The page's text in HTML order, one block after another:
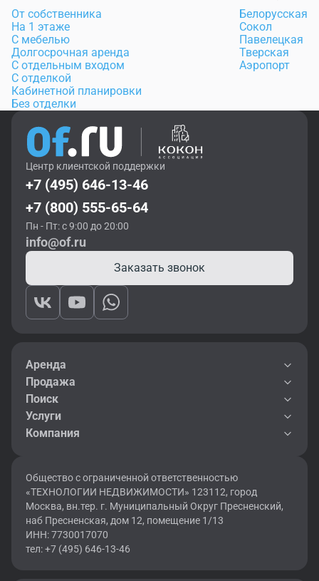
От собственника
На 1 этаже
С мебелью
Долгосрочная аренда
С отдельным входом
С отделкой
Кабинетной планировки
Без отделки
Белорусская
Сокол
Павелецкая
Тверская
Аэропорт
Центр клиентской поддержки
+7 (495) 646-13-46
+7 (800) 555-65-64
Пн - Пт: с 9:00 до 20:00
info@of.ru
Заказать звонок
Аренда
Продажа
Поиск
Услуги
Компания
Общество с ограниченной ответственностью
«ТЕХНОЛОГИИ НЕДВИЖИМОСТИ» 123112, город
Москва, вн.тер. г. Муниципальный Округ Пресненский,
наб Пресненская, дом 12, помещение 1/13
ИНН: 7730017070
тел: +7 (495) 646-13-46